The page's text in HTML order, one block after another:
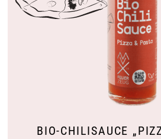
BIO-CHILISAUCE